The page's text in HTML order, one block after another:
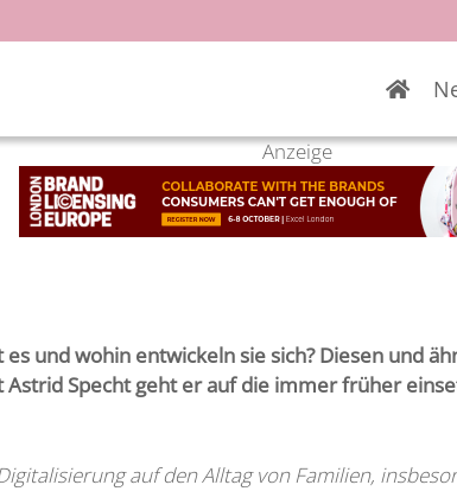
Anzeige
und wohin entwickeln sie sich? Diesen und
Specht geht er auf die immer früher
auf den Alltag von Familien,